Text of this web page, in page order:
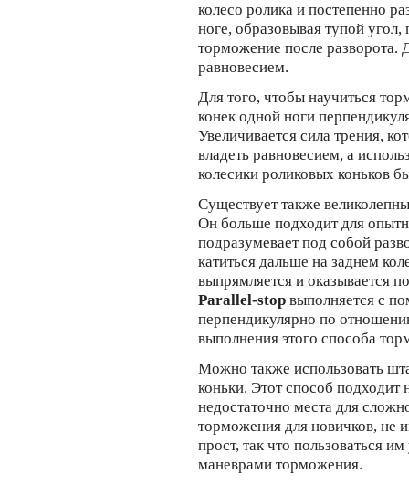
колесо ролика и постепенно
ноге, образовывая тупой
торможение после разворота.
равновесием.
Для того, чтобы научиться
конек одной ноги
Увеличивается сила трения,
владеть равновесием, а
колесики роликовых коньков
Существует также
Он больше подходит для
подразумевает под собой
катиться дальше на заднем
выпрямляется и оказывается
Parallel-stop выполняется с
перпендикулярно по
выполнения этого способа
Можно также использовать
коньки. Этот способ
недостаточно места для
торможения для новичков, не
прост, так что пользоваться
маневрами торможения.